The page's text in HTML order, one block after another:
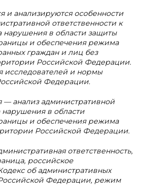
и анализируются особенности
ответственности к
в области защиты
и обеспечения режима
граждан и лиц без
Российской Федерации.
исследователей и нормы
Федерации.
— анализ административной
нарушения в области
и обеспечения режима
Российской Федерации.
ответственность,
российское
об административных
Федерации, режим